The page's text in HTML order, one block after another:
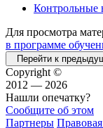
Контрольные
Для просмотра
в программе
Перейти к
Copyright ©
2012 — 2026
Нашли опечатку?
Сообщите об этом
Партнеры